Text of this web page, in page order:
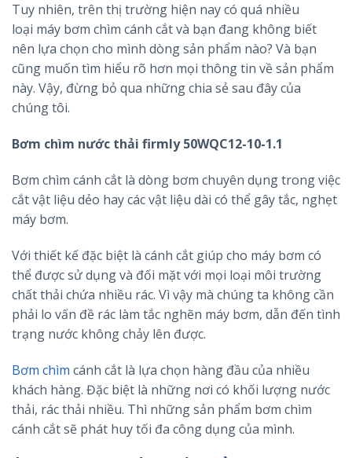
Tuy nhiên, trên thị trường hiện nay có quá nhiều
loại máy bơm chìm cánh cắt và bạn đang không biết
nên lựa chọn cho mình dòng sản phẩm nào? Và bạn
cũng muốn tìm hiểu rõ hơn mọi thông tin về sản phẩm
này. Vậy, đừng bỏ qua những chia sẻ sau đây của
chúng tôi.
Bơm chìm nước thải firmly 50WQC12-10-1.1
Bơm chìm cánh cắt là dòng bơm chuyên dụng trong việc
cắt vật liệu dẻo hay các vật liệu dài có thể gây tắc, nghẹt
máy bơm.
Với thiết kế đặc biệt là cánh cắt giúp cho máy bơm có
thể được sử dụng và đối mặt với mọi loại môi trường
chất thải chứa nhiều rác. Vì vậy mà chúng ta không cần
phải lo vấn đề rác làm tắc nghẽn máy bơm, dẫn đến tình
trạng nước không chảy lên được.
Bơm chìm cánh cắt là lựa chọn hàng đầu của nhiều
khách hàng. Đặc biệt là những nơi có khối lượng nước
thải, rác thải nhiều. Thì những sản phẩm bơm chìm
cánh cắt sẽ phát huy tối đa công dụng của mình.